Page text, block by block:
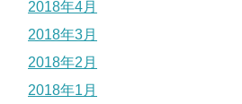
2018年4月
2018年3月
2018年2月
2018年1月